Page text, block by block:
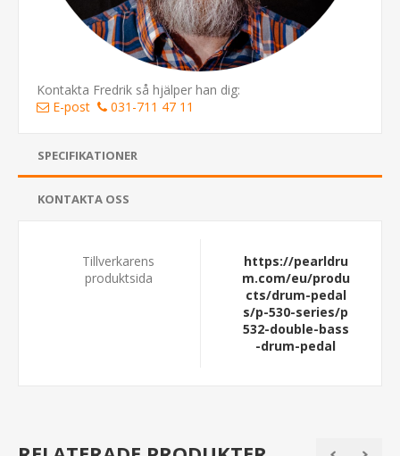
Kontakta Fredrik så hjälper han dig:
E-post
031-711 47 11
SPECIFIKATIONER
KONTAKTA OSS
Tillverkarens
produktsida
https://pearldru
m.com/eu/produ
cts/drum-pedal
s/p-530-series/p
532-double-bass
-drum-pedal